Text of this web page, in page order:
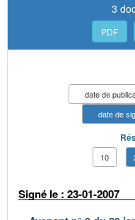
3
PDF
date de
date de
10
Signé le : 23-01-2007